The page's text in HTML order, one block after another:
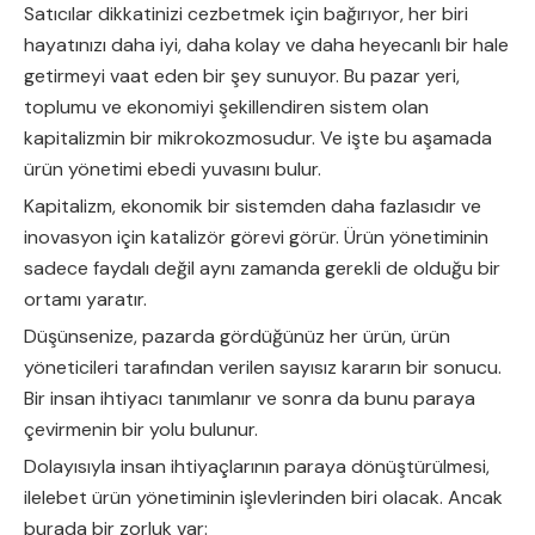
Satıcılar dikkatinizi cezbetmek için bağırıyor, her biri
hayatınızı daha iyi, daha kolay ve daha heyecanlı bir hale
getirmeyi vaat eden bir şey sunuyor. Bu pazar yeri,
toplumu ve ekonomiyi şekillendiren sistem olan
kapitalizmin bir mikrokozmosudur. Ve işte bu aşamada
ürün yönetimi ebedi yuvasını bulur.
Kapitalizm, ekonomik bir sistemden daha fazlasıdır ve
inovasyon için katalizör görevi görür. Ürün yönetiminin
sadece faydalı değil aynı zamanda gerekli de olduğu bir
ortamı yaratır.
Düşünsenize, pazarda gördüğünüz her ürün, ürün
yöneticileri tarafından verilen sayısız kararın bir sonucu.
Bir insan ihtiyacı tanımlanır ve sonra da bunu paraya
çevirmenin bir yolu bulunur.
Dolayısıyla insan ihtiyaçlarının paraya dönüştürülmesi,
ilelebet ürün yönetiminin işlevlerinden biri olacak. Ancak
burada bir zorluk var: